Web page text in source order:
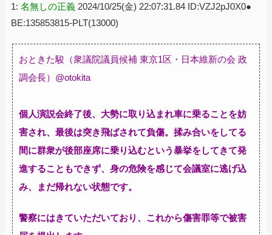
1: 名無しの正義 2024/10/25(金) 22:07:31.84 ID:VZJ2pJ0X0●
BE:135853815-PLT(13000)
おときた駿（衆議院議員候補 東京1区・日本維新の会 政
調会長）@otokita
個人演説会終了後、大勢に取り込まれ車に乗ることを妨
害され、最後は突き飛ばされて負傷。 揉み合いをしてる
間に群衆が後部座席に乗り込むという暴挙をしてきて発
進することもできず、身の危険を感じて会議室に逃げ込
み、まだ帰れない状態です。
警察にはきていただいており、これから傷害罪等で被害